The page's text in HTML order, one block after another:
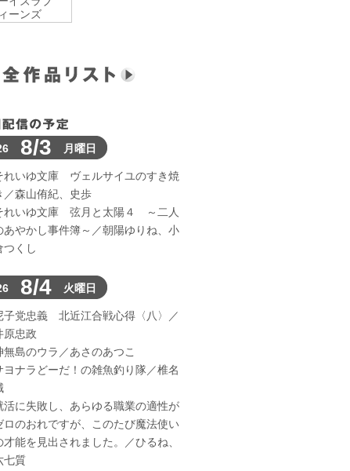
ーンズ
8/3 月曜日
れいゆ文庫 ヴェルサイユのすき焼
／森山侑紀、史歩
れいゆ文庫 弦月と太陽４ ～二人
あやかし事件簿～／朝陽ゆりね、小
つくし
8/4 火曜日
子党忠義 北近江合戦心得〈八〉／
原忠政
無島のウラ／あさのあつこ
ヨナラどーだ！の雑魚釣り隊／椎名
活に失敗し、あらゆる職業の適性が
ロのおれですが、このたび魔法使い
才能を見出されました。／ひるね、
七質